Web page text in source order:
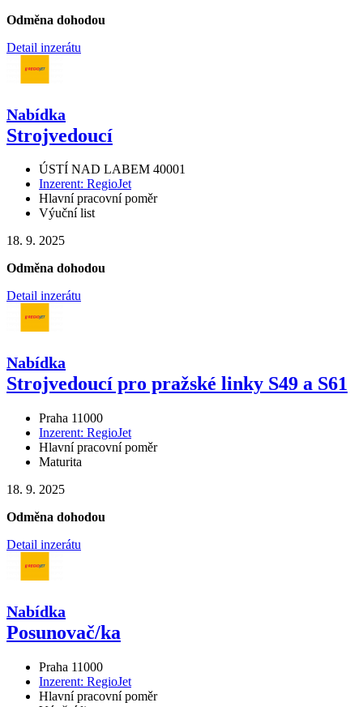
Odměna dohodou
Detail inzerátu
Nabídka
Strojvedoucí
ÚSTÍ NAD LABEM 40001
Inzerent: RegioJet
Hlavní pracovní poměr
Výuční list
18. 9. 2025
Odměna dohodou
Detail inzerátu
Nabídka
Strojvedoucí pro pražské linky S49 a S61
Praha 11000
Inzerent: RegioJet
Hlavní pracovní poměr
Maturita
18. 9. 2025
Odměna dohodou
Detail inzerátu
Nabídka
Posunovač/ka
Praha 11000
Inzerent: RegioJet
Hlavní pracovní poměr